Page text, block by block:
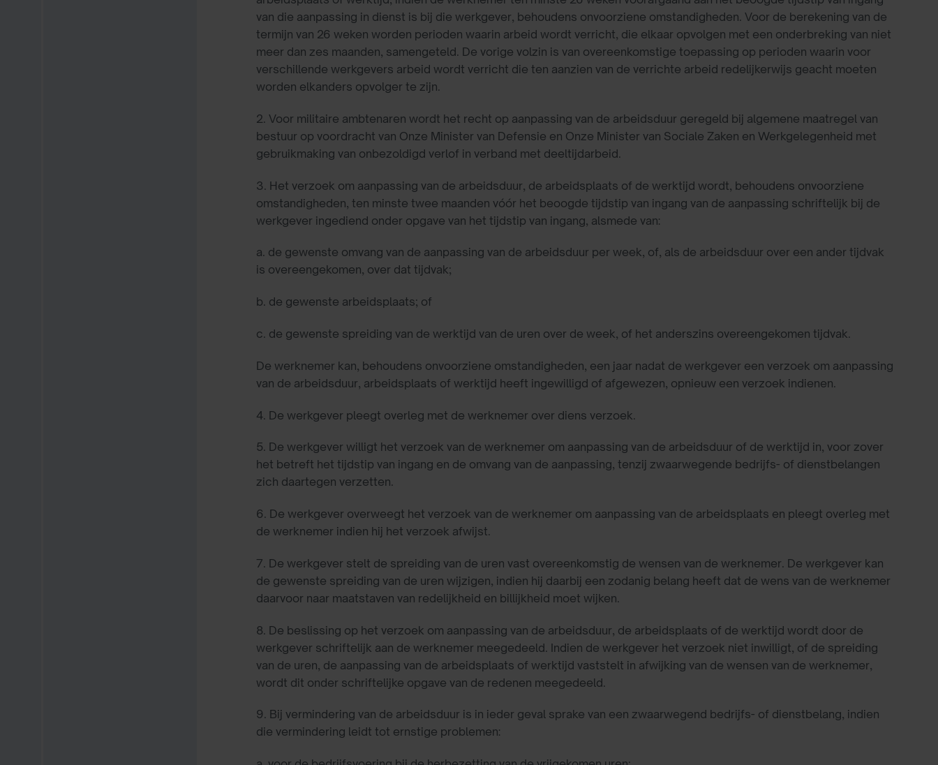
van die aanpassing in dienst is bij die werkgever, behoudens onvoorziene omstandigheden. Voor de berekening van de
termijn van 26 weken worden perioden waarin arbeid wordt verricht, die elkaar opvolgen met een onderbreking van niet
meer dan zes maanden, samengeteld. De vorige volzin is van overeenkomstige toepassing op perioden waarin voor
verschillende werkgevers arbeid wordt verricht die ten aanzien van de verrichte arbeid redelijkerwijs geacht moeten
worden elkanders opvolger te zijn.
2. Voor militaire ambtenaren wordt het recht op aanpassing van de arbeidsduur geregeld bij algemene maatregel van
bestuur op voordracht van Onze Minister van Defensie en Onze Minister van Sociale Zaken en Werkgelegenheid met
gebruikmaking van onbezoldigd verlof in verband met deeltijdarbeid.
3. Het verzoek om aanpassing van de arbeidsduur, de arbeidsplaats of de werktijd wordt, behoudens onvoorziene
omstandigheden, ten minste twee maanden vóór het beoogde tijdstip van ingang van de aanpassing schriftelijk bij de
werkgever ingediend onder opgave van het tijdstip van ingang, alsmede van:
a. de gewenste omvang van de aanpassing van de arbeidsduur per week, of, als de arbeidsduur over een ander tijdvak
is overeengekomen, over dat tijdvak;
b. de gewenste arbeidsplaats; of
c. de gewenste spreiding van de werktijd van de uren over de week, of het anderszins overeengekomen tijdvak.
De werknemer kan, behoudens onvoorziene omstandigheden, een jaar nadat de werkgever een verzoek om aanpassing
van de arbeidsduur, arbeidsplaats of werktijd heeft ingewilligd of afgewezen, opnieuw een verzoek indienen.
4. De werkgever pleegt overleg met de werknemer over diens verzoek.
5. De werkgever willigt het verzoek van de werknemer om aanpassing van de arbeidsduur of de werktijd in, voor zover
het betreft het tijdstip van ingang en de omvang van de aanpassing, tenzij zwaarwegende bedrijfs- of dienstbelangen
zich daartegen verzetten.
6. De werkgever overweegt het verzoek van de werknemer om aanpassing van de arbeidsplaats en pleegt overleg met
de werknemer indien hij het verzoek afwijst.
7. De werkgever stelt de spreiding van de uren vast overeenkomstig de wensen van de werknemer. De werkgever kan
de gewenste spreiding van de uren wijzigen, indien hij daarbij een zodanig belang heeft dat de wens van de werknemer
daarvoor naar maatstaven van redelijkheid en billijkheid moet wijken.
8. De beslissing op het verzoek om aanpassing van de arbeidsduur, de arbeidsplaats of de werktijd wordt door de
werkgever schriftelijk aan de werknemer meegedeeld. Indien de werkgever het verzoek niet inwilligt, of de spreiding
van de uren, de aanpassing van de arbeidsplaats of werktijd vaststelt in afwijking van de wensen van de werknemer,
wordt dit onder schriftelijke opgave van de redenen meegedeeld.
9. Bij vermindering van de arbeidsduur is in ieder geval sprake van een zwaarwegend bedrijfs- of dienstbelang, indien
die vermindering leidt tot ernstige problemen: